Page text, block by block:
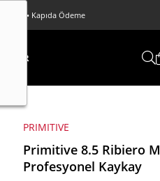
• Kapıda Ödeme
PRIMITIVE
Primitive 8.5 Ribiero
Profesyonel Kaykay